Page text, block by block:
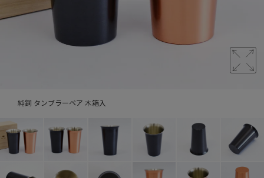
純銅 タンブラーペア 木箱入